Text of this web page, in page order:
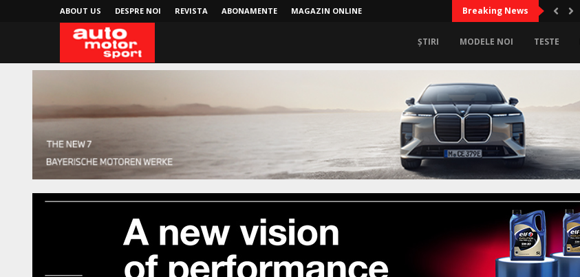
ABOUT US DESPRE NOI REVISTA ABONAMENTE MAGAZIN ONLINE Breaking News
ȘTIRI MODELE NOI TESTE